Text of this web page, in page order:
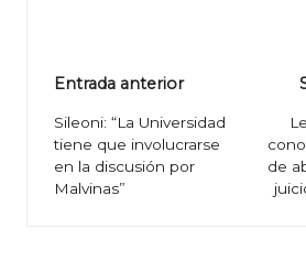
Navegación
de
entradas
Entrada anterior
Sileoni: “La Universidad
tiene que involucrarse
en la discusión por
Malvinas”
de